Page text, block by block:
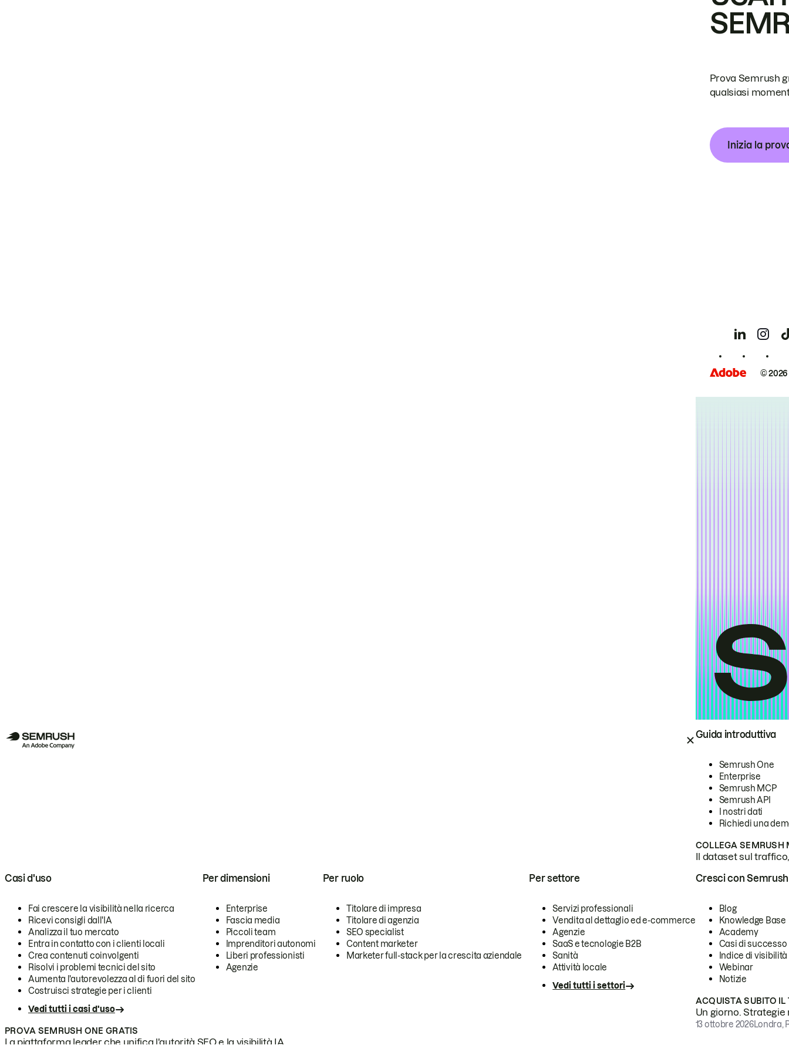
Guida introduttiva
Semrush One
Enterprise
Semrush MCP
Semrush API
I nostri dati
Richiedi una
COLLEGA SEMRUSH
Il dataset sul
Casi d'uso
Fai crescere la visibilità nella ricerca
Ricevi consigli dall'IA
Analizza il tuo mercato
Entra in contatto con i clienti locali
Crea contenuti coinvolgenti
Risolvi i problemi tecnici del sito
Aumenta l'autorevolezza al di fuori del sito
Costruisci strategie per i clienti
Vedi tutti i casi d'uso
Per dimensioni
Enterprise
Fascia media
Piccoli team
Imprenditori autonomi
Liberi professionisti
Agenzie
Per ruolo
Titolare di impresa
Titolare di agenzia
SEO specialist
Content marketer
Marketer full-stack per la crescita aziendale
Per settore
Servizi professionali
Vendita al dettaglio ed e-commerce
Agenzie
SaaS e tecnologie B2B
Sanità
Attività locale
Vedi tutti i settori
PROVA SEMRUSH ONE GRATIS
La piattaforma leader che unifica l'autorità SEO e la visibilità IA.
Cresci con Semrush
Blog
Knowledge Base
Academy
Casi di successo
Indice di visibilità
Webinar
Notizie
ACQUISTA SUBITO IL
Un giorno.
13 ottobre 2026Londra,
Prova Semrush
qualsiasi
Inizia la
©